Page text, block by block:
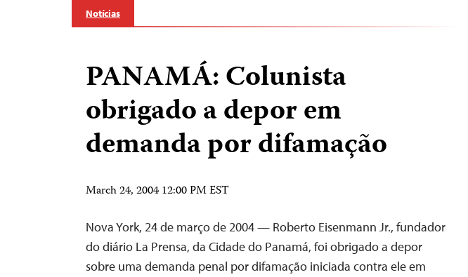
Notícias
PANAMÁ: Colunista
obrigado a depor em
demanda por difamação
March 24, 2004 12:00 PM EST
Nova York, 24 de março de 2004 — Roberto Eisenmann Jr., fundador
do diário La Prensa, da Cidade do Panamá, foi obrigado a depor
sobre uma demanda penal por difamação iniciada contra ele em